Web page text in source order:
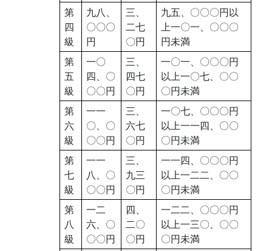
第
四
級
九八、
〇〇〇
円
三、
二七
〇円
九五、〇〇〇円以
上一〇一、〇〇〇
円未満
第
五
級
一〇
四、〇
〇〇円
三、
四七
〇円
一〇一、〇〇〇円
以上一〇七、〇〇
〇円未満
第
六
級
一一
〇、〇
〇〇円
三、
六七
〇円
一〇七、〇〇〇円
以上一一四、〇〇
〇円未満
第
七
級
一一
八、〇
〇〇円
三、
九三
〇円
一一四、〇〇〇円
以上一二二、〇〇
〇円未満
第
八
級
一二
六、〇
〇〇円
四、
二〇
〇円
一二二、〇〇〇円
以上一三〇、〇〇
〇円未満